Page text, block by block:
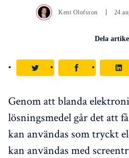
Kent Olofsson
Dela
Genom att blanda
lösningsmedel går det att
kan användas som tryckt
kan användas med